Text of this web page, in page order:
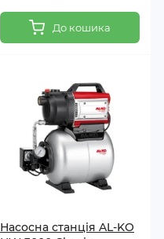
До кошика
Насосна станція AL-KO